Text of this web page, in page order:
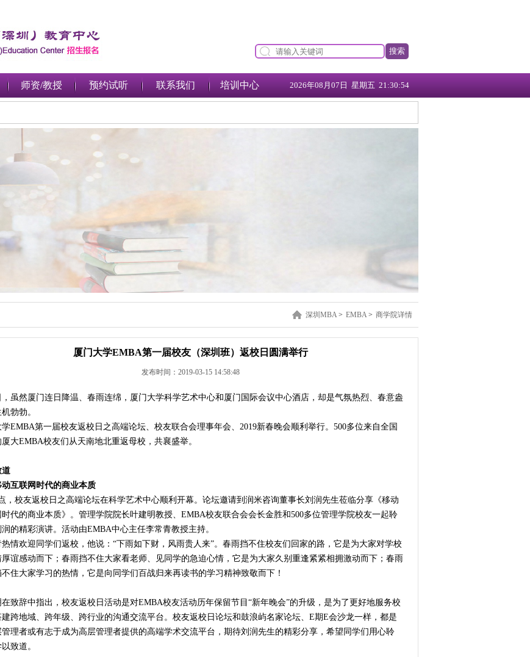
搜索
师资/教授 预约试听 联系我们 培训中心 2026年08月07日 星期五 21:30:55
班
深圳MBA> EMBA> 商学院详情
厦门大学EMBA第一届校友（深圳班）返校日圆满举行
发布时间：2019-03-15 14:58:48
，虽然厦门连日降温、春雨连绵，厦门大学科学艺术中心和厦门国际会议中心酒店，却是气氛热烈、春意盎
勃勃。
学EMBA第一届校友返校日之高端论坛、校友联合会理事年会、2019新春晚会顺利举行。500多位来自全国
大EMBA校友们从天南地北重返母校，共襄盛举。
道
互联网时代的商业本质
，校友返校日之高端论坛在科学艺术中心顺利开幕。论坛邀请到润米咨询董事长刘润先生莅临分享《移动
代的商业本质》。管理学院院长叶建明教授、EMBA校友联合会会长金胜和500多位管理学院校友一起聆
的精彩演讲。活动由EMBA中心主任李常青教授主持。
情欢迎同学们返校，他说：“下雨如下财，风雨贵人来”。春雨挡不住校友们回家的路，它是为大家对学校
厚谊感动而下；春雨挡不住大家看老师、见同学的急迫心情，它是为大家久别重逢紧紧相拥激动而下；春雨
不住大家学习的热情，它是向同学们百战归来再读书的学习精神致敬而下！
致辞中指出，校友返校日活动是对EMBA校友活动历年保留节目“新年晚会”的升级，是为了更好地服务校
跨地域、跨年级、跨行业的沟通交流平台。校友返校日论坛和鼓浪屿名家论坛、E期E会沙龙一样，都是
管理者或有志于成为高层管理者提供的高端学术交流平台，期待刘润先生的精彩分享，希望同学们用心聆
致道。